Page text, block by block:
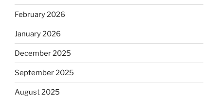
February 2026
January 2026
December 2025
September 2025
August 2025